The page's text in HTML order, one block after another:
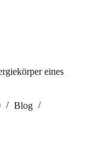
eines
Blog